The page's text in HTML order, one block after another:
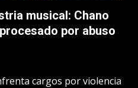
musical: Chano
por abuso
cargos por violencia